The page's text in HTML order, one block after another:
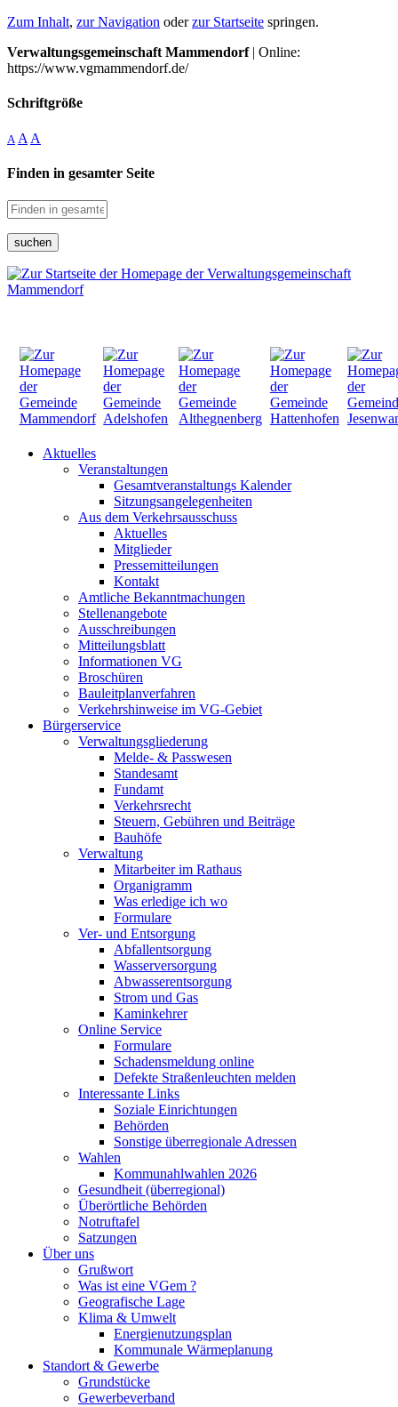
Zum Inhalt, zur Navigation oderzur Startseite springen.
Verwaltungsgemeinschaft Mammendorf| Online:
https://www.vgmammendorf.de/
Schriftgröße
A A A
Finden in gesamter Seite
suchen
Aktuelles
Veranstaltungen
Gesamtveranstaltungs Kalender
Sitzungsangelegenheiten
Aus dem Verkehrsausschuss
Aktuelles
Mitglieder
Pressemitteilungen
Kontakt
Amtliche Bekanntmachungen
Stellenangebote
Ausschreibungen
Mitteilungsblatt
Informationen VG
Broschüren
Bauleitplanverfahren
Verkehrshinweise im VG-Gebiet
Bürgerservice
Verwaltungsgliederung
Melde- & Passwesen
Standesamt
Fundamt
Verkehrsrecht
Steuern, Gebühren und Beiträge
Bauhöfe
Verwaltung
Mitarbeiter im Rathaus
Organigramm
Was erledige ich wo
Formulare
Ver- und Entsorgung
Abfallentsorgung
Wasserversorgung
Abwasserentsorgung
Strom und Gas
Kaminkehrer
Online Service
Formulare
Schadensmeldung online
Defekte Straßenleuchten melden
Interessante Links
Soziale Einrichtungen
Behörden
Sonstige überregionale Adressen
Wahlen
Kommunahlwahlen 2026
Gesundheit (überregional)
Überörtliche Behörden
Notruftafel
Satzungen
Über uns
Grußwort
Was ist eine VGem ?
Geografische Lage
Klima & Umwelt
Energienutzungsplan
Kommunale Wärmeplanung
Standort & Gewerbe
Grundstücke
Gewerbeverband